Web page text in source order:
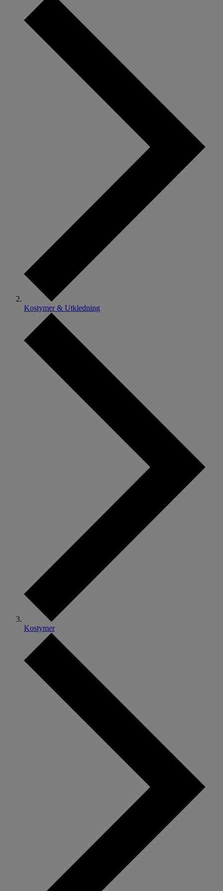
Kostymer & Utkledning
Kostymer